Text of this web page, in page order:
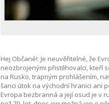
Hej Občané!: Je neuvěřitelné, že
neozbrojenými přistěhovalci, kteří
na Rusko, trapným prohlášením,
šanci útok na východní hranici ani
Evropa bezbranná a její osud je v